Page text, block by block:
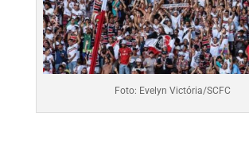
Foto: Evelyn Victória/SCFC